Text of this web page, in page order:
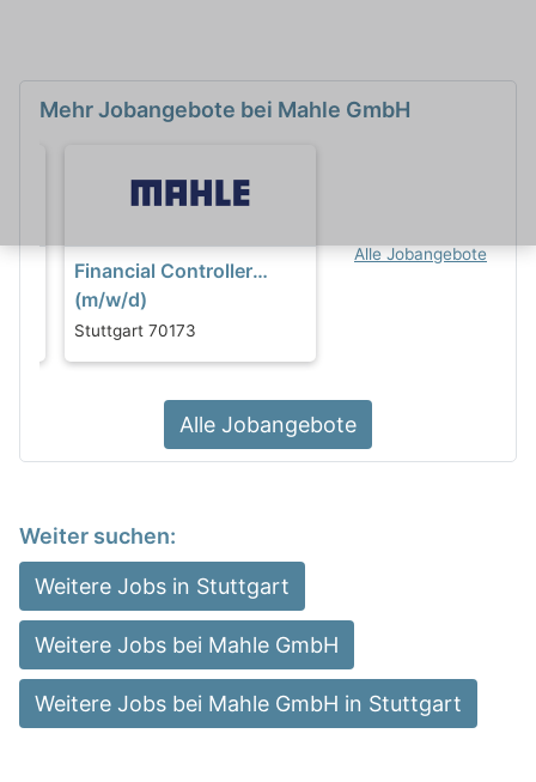
Mehr Jobangebote bei Mahle GmbH
Financial Controller
(m/w/d)
Stuttgart 70173
Alle Jobangebote
Alle Jobangebote
Weiter suchen:
Weitere Jobs in Stuttgart
Weitere Jobs bei Mahle GmbH
Weitere Jobs bei Mahle GmbH in Stuttgart